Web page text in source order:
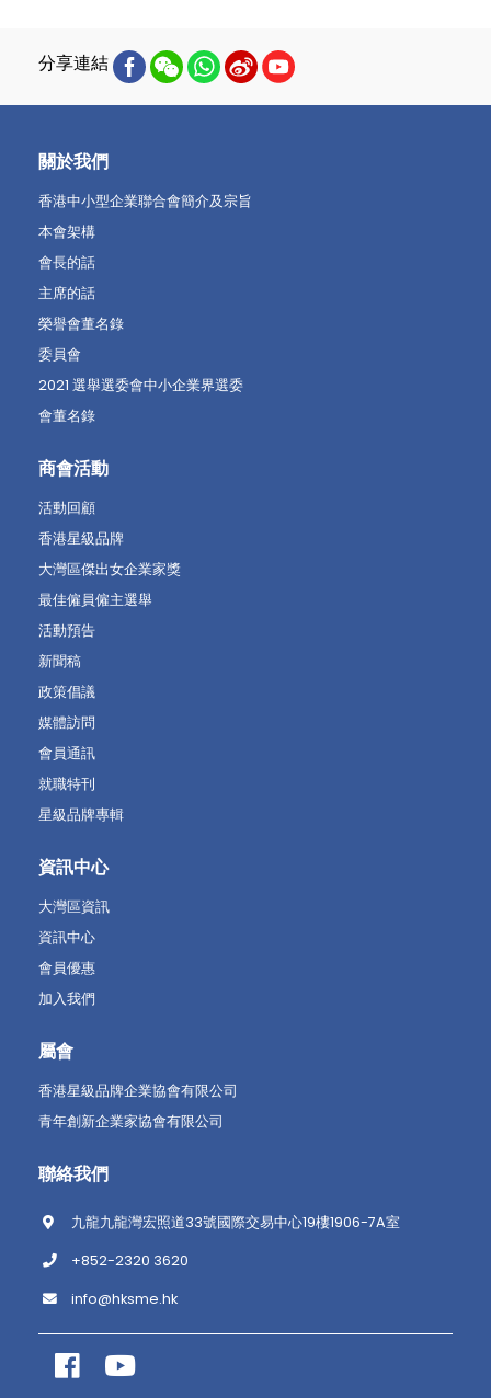
分享連結
關於我們
香港中小型企業聯合會簡介及宗旨
本會架構
會長的話
主席的話
榮譽會董名錄
委員會
2021 選舉選委會中小企業界選委
會董名錄
商會活動
活動回顧
香港星級品牌
大灣區傑出女企業家獎
最佳僱員僱主選舉
活動預告
新聞稿
政策倡議
媒體訪問
會員通訊
就職特刊
星級品牌專輯
資訊中心
大灣區資訊
資訊中心
會員優惠
加入我們
屬會
香港星級品牌企業協會有限公司
青年創新企業家協會有限公司
聯絡我們
九龍九龍灣宏照道33號國際交易中心19樓1906-7A室
+852-2320 3620
info@hksme.hk